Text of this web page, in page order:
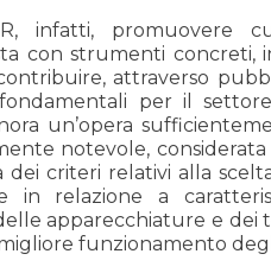
infatti, promuovere
con strumenti concreti,
attraverso
per il
un’opera
notevole,
dei criteri relativi alla
in relazione a
apparecchiature e dei
funzionamento